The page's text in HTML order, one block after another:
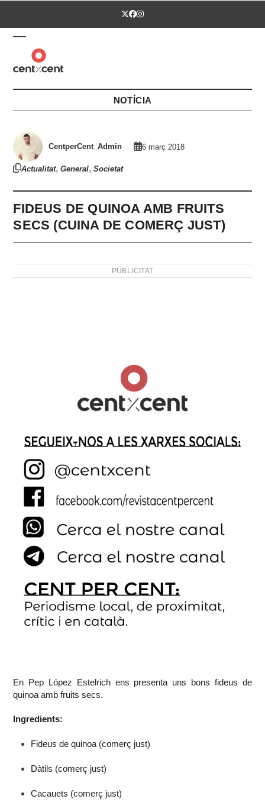
Twitter
Facebook
Instagram
Open
mobile
menu
Close
mobile
menu
NOTÍCIA
CentperCent_Admin 6 març 2018
Actualitat,General,Societat
FIDEUS DE QUINOA AMB FRUITS
SECS (CUINA DE COMERÇ JUST)
PUBLICITAT
En Pep López Estelrich ens presenta uns bons fideus de
quinoa amb fruits secs.
Ingredients:
Fideus de quinoa (comerç just)
Dàtils (comerç just)
Cacauets (comerç just)